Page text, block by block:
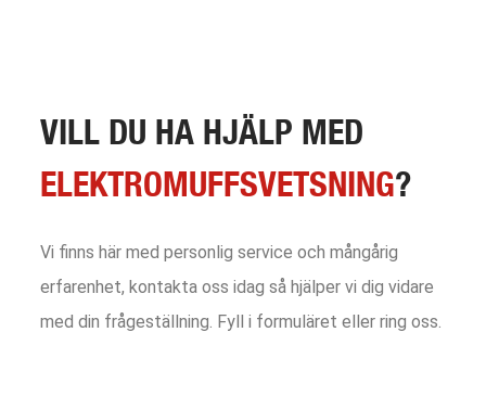
VILL DU HA HJÄLP MED
ELEKTROMUFFSVETSNING?
Vi finns här med personlig service och mångårig
erfarenhet, kontakta oss idag så hjälper vi dig vidare
med din frågeställning. Fyll i formuläret eller ring oss.